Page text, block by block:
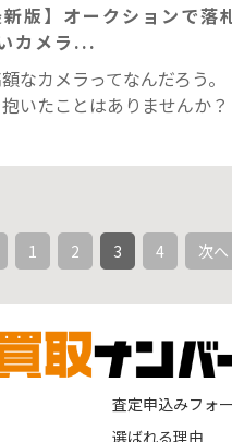
新版】オークションで落
カメラ...
なカメラってなんだろう。
いたことはありませんか
1 2 3 4 次へ
査定申込みフォ
選ばれる理由